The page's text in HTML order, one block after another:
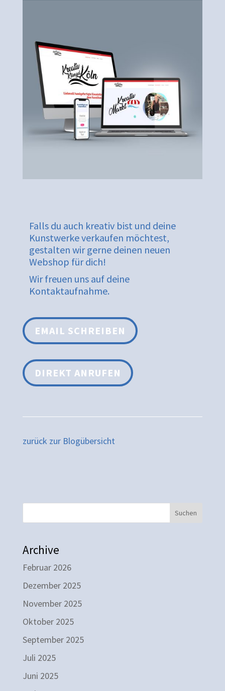
Falls du auch kreativ bist und deine
Kunstwerke verkaufen möchtest,
gestalten wir gerne deinen neuen
Webshop für dich!
Wir freuen uns auf deine
Kontaktaufnahme.
EMAIL SCHREIBEN
DIREKT ANRUFEN
zurück zur Blogübersicht
Suchen
Archive
Februar 2026
Dezember 2025
November 2025
Oktober 2025
September 2025
Juli 2025
Juni 2025